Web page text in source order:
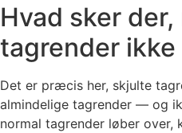
Hvad sker
tagrender ikke
Det er præcis her, skjulte
almindelige tagrender — og
normal tagrender løber over,